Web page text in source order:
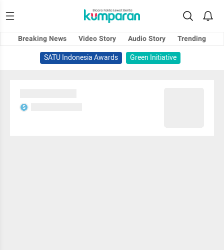
Breaking News Video Story Audio Story
Trending
SATU Indonesia Awards
Green Initiative
S